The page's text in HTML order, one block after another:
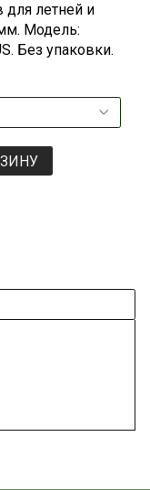
летней и
Модель:
Без упаковки.